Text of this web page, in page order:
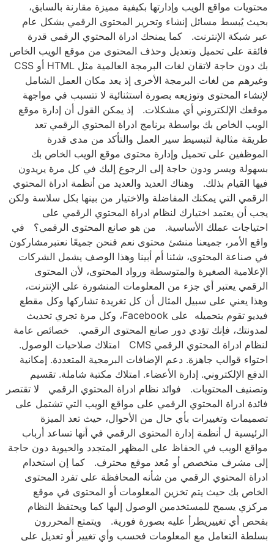
محتويات مواقع الويب وإدارتها بكيفية مميزة مقارنة بالسابق،
بحيث يُبسط مسائل إنشاء وتحرير المحتوى الرقمي بشكل عام
عبر شبكة الإنترنت. كما يمنحك ادراة المحتوي الرقمي قدرة
فائقة على تحميل وتعديل وحذف المحتوى من موقع الويب الخاص
بك دون حاجة لاتقان لغات البرمجة العالمية مثل HTML أو CSS
وغيرهم من لغات البرمجة الأخرى إذ يعد مكان العمل الشامل
لإنشاء المحتوى وتوزيعه بصورة استثنائية لا تتسبب في مواجهة
موقعك الإلكتروني أي مشكلات. إذ يمكن القول أن إدارة موقع
الويب الخاص بك بواسطة برنامج ادراة المحتوي الرقمي تعد
طريقة مثالية لتبسيط سير العمل والتأكد من مدى قدرة
الموظفين على تحميل وإدارة محتوى موقع الويب الخاص بك
بسهولة ويسر ودون حاجة إلى الرجوع إليك في كل مرة يريدون
فيها القيام بذلك. وهناك العديد والعديد من أنظمة ادراة المحتوي
الرقمي التي يمكنك المفاضلة والاختيار من بينها بكل سلاسة ولكن
يجب أن يعتمد اختيارك لنظام ادراة المحتوي الرقمي على
احتياجات عملك الأساسية. من هو صانع المحتوى الرقمي؟ في
واقع الأمر، جميعنا منشئ محتوى نعم فنحن جميعًا نعتبرمشاركون
في صناعة المحتوى، شئنا أم أبينا وهذا الوصف يشمل الشركات
الإعلامية الصغيرة والمتوسطة ورواد المحتوى، لأن المحتوى
الرقمي يعتبر أي جزء من المعلومات المنشورة على الإنترنت،
وهذا يعني على سبيل المثال أن كل تغريدة تشاركها وكل مقطع
فيديو تقوم بتحميله على Facebook، وكل مرة تجري تحديث
لمدونتك، فإنك تؤدي دور صانع المحتوى الرقمي. خصائص عامة
لنظام ادراة المحتوي الرقمي CMS امتلاك صلاحيات الوصول.
احتواء قوالب جاهزة. دعم الإضافات البرمجية المتعددة. إمكانية
الدفع الإلكتروني. إدارة الأعضاء. امتلاك مكتبة شاملة. تقسيم
وتصنيف المحتويات. فوائد نظام ادراة المحتوي الرقمي لا تقتصر
فائدة ادراة المحتوي الرقمي على مواقع الويب التي تشتمل على
تصميمات وتغييرات بأي حال من الأحوال، حيث تعد الميزة
الرئيسية ل أنظمة إدارة المحتوى الرقمي في أنها تساعد أرباب
مواقع الويب في الحفاظ على المظهر المتجدد والحيوية دون حاجة
إلى مشرف متخصص أو مُعد موقع محترف. كما إن استخدام
ادراة المحتوي الرقمي من شأنه المحافظة على تفرد المحتوى
الخاص بك حيث يتم تخزين المعلومات أو المحتوى في موقع
مركزي يسمح للمستخدمين الوصول إليها كما ويحتفظ النظام
بفحص أي تغييريطرأ عليه بصورة فورية. ويتمتع المحررون
بسلطة التعامل مع المعلومات فحسب وأي تغيير أو تعديل على